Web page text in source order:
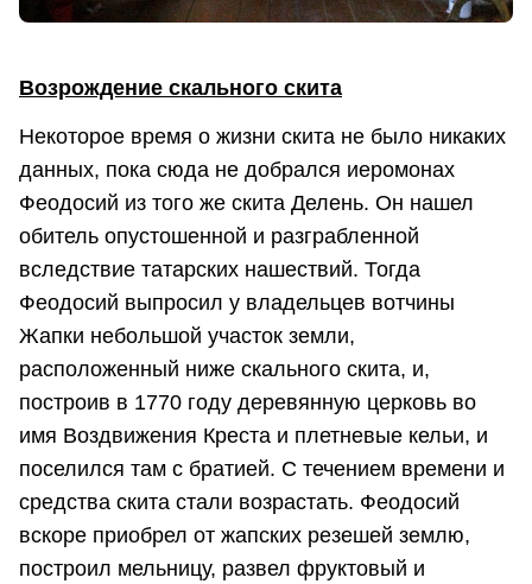
Возрождение скального скита
Некоторое время о жизни скита не было никаких
данных, пока сюда не добрался иеромонах
Феодосий из того же скита Делень. Он нашел
обитель опустошенной и разграбленной
вследствие татарских нашествий. Тогда
Феодосий выпросил у владельцев вотчины
Жапки небольшой участок земли,
расположенный ниже скального скита, и,
построив в 1770 году деревянную церковь во
имя Воздвижения Креста и плетневые кельи, и
поселился там с братией. С течением времени и
средства скита стали возрастать. Феодосий
вскоре приобрел от жапских резешей землю,
построил мельницу, развел фруктовый и